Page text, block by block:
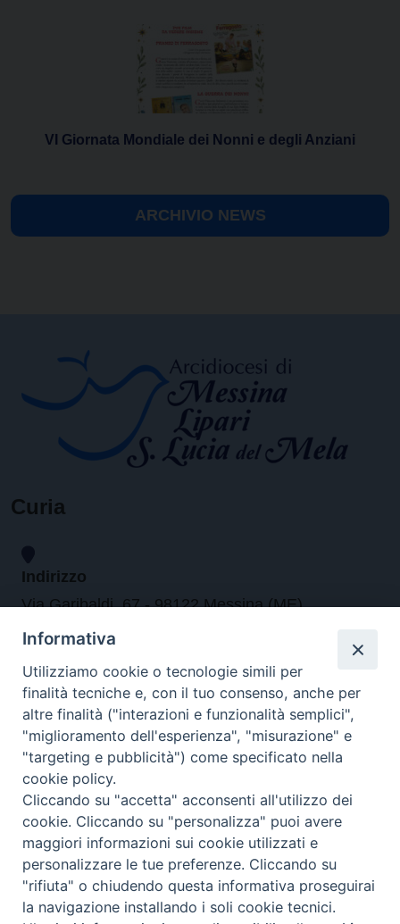
VI Giornata Mondiale dei Nonni e degli Anziani
ARCHIVIO NEWS
Curia
Indirizzo
Via Garibaldi, 67 - 98122 Messina (ME)
Orari
da lunedi al venerdi dalle ore 9.30 alle 12.30
Contatti
Tel. 090.6684111 - Fax. 090.6684206
arcivescovo.messina@tin.it
Canali social
Informativa
Utilizziamo cookie o tecnologie simili per
finalità tecniche e, con il tuo consenso, anche per
altre finalità ("interazioni e funzionalità semplici",
"miglioramento dell'esperienza", "misurazione" e
"targeting e pubblicità") come specificato nella
cookie policy.
Cliccando su "accetta" acconsenti all'utilizzo dei
cookie. Cliccando su "personalizza" puoi avere
maggiori informazioni sui cookie utilizzati e
personalizzare le tue preferenze. Cliccando su
"rifiuta" o chiudendo questa informativa proseguirai
la navigazione installando i soli cookie tecnici.